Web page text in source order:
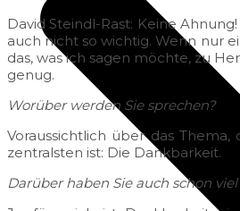
David Steindl-Rast: Keine
auch nicht so wichtig. Wenn nur
das, was ich sagen möchte, zu
genug.
Worüber werden Sie sprechen?
Voraussichtlich über das
zentralsten ist: Die Dankbarkeit.
Darüber haben Sie auch schon